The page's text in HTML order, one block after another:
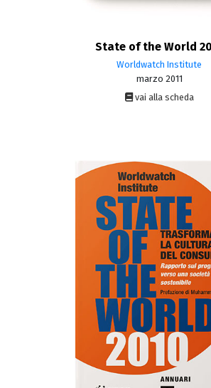
State of the World
Worldwatch Institute
marzo 2011
vai alla scheda